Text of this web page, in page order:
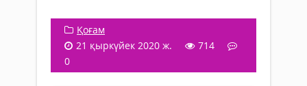
Қоғам
21 қыркүйек 2020 ж.
714
0